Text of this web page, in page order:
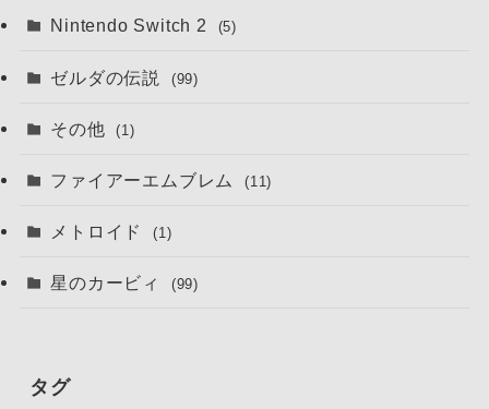
Nintendo Switch 2 (5)
ゼルダの伝説 (99)
その他 (1)
ファイアーエムブレム (11)
メトロイド (1)
星のカービィ (99)
タグ